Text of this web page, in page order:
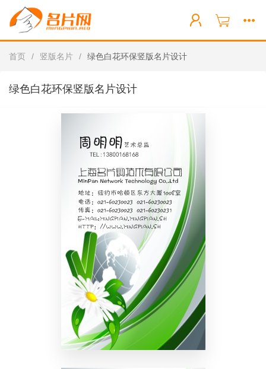
首页 / 竖版名片 / 绿色白花环保竖版名片设计
绿色白花环保竖版名片设计